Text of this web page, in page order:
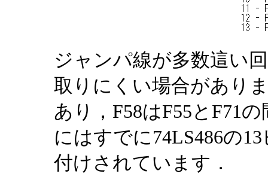
ジャンパ線が多数這い
取りにくい場合があり
あり，F58はF55とF71
にはすでに74LS486の
付けされています．